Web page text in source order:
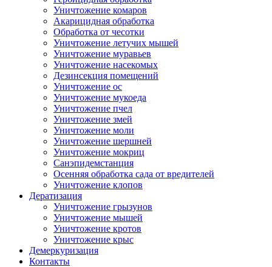
Уничтожение комаров
Акарицидная обработка
Обработка от чесотки
Уничтожение летучих мышей
Уничтожение муравьев
Уничтожение насекомых
Дезинсекция помещений
Уничтожение ос
Уничтожение мукоеда
Уничтожение пчел
Уничтожение змей
Уничтожение моли
Уничтожение шершней
Уничтожение мокриц
Санэпидемстанция
Осенняя обработка сада от вредителей
Уничтожение клопов
Дератизация
Уничтожение грызунов
Уничтожение мышей
Уничтожение кротов
Уничтожение крыс
Демеркуризация
Контакты